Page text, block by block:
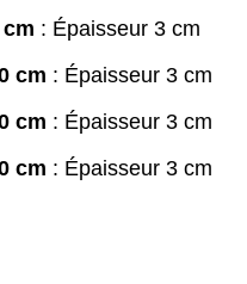
: Épaisseur 3 cm
cm : Épaisseur 3 cm
cm : Épaisseur 3 cm
cm : Épaisseur 3 cm